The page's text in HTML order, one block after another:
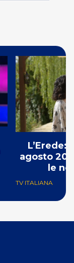
L’Erede:
agosto
le
TV ITALIANA